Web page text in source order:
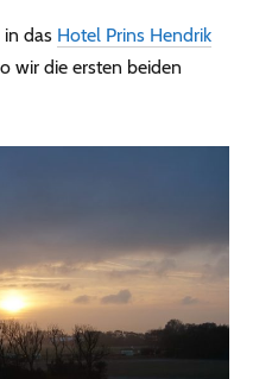
in das Hotel Prins Hendrik
wir die ersten beiden